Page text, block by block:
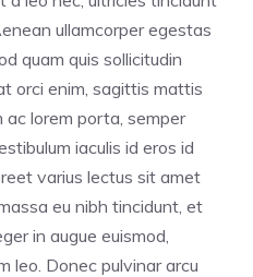
ullamcorper egestas
quam quis sollicitudin
orci enim, sagittis mattis
ac lorem porta, semper
iaculis id eros id
varius lectus sit amet
eu nibh tincidunt, et
in augue euismod,
leo. Donec pulvinar arcu